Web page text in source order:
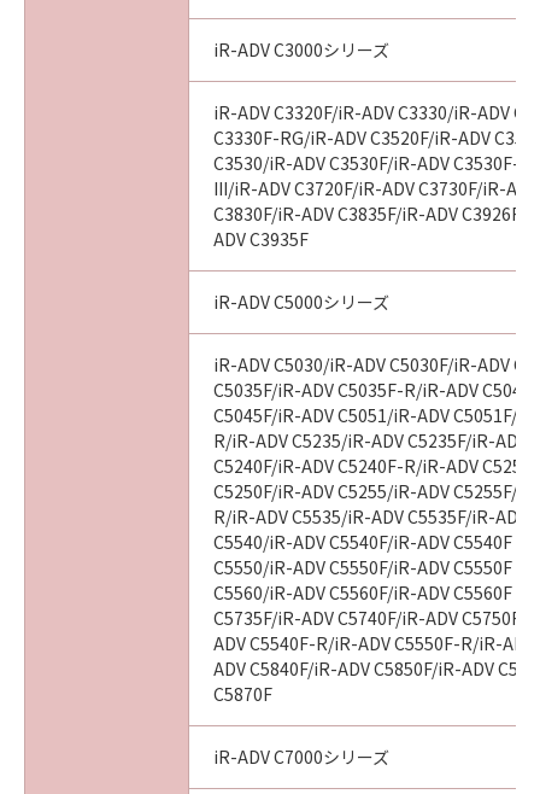
iR-ADV C3000シリーズ
iR-ADV C3320F/iR-ADV C3330/iR-ADV
C3330F-RG/iR-ADV C3520F/iR-ADV
C3530/iR-ADV C3530F/iR-ADV C3530F-
III/iR-ADV C3720F/iR-ADV C3730F/iR-
C3830F/iR-ADV C3835F/iR-ADV C3926F/
ADV C3935F
iR-ADV C5000シリーズ
iR-ADV C5030/iR-ADV C5030F/iR-ADV
C5035F/iR-ADV C5035F-R/iR-ADV
C5045F/iR-ADV C5051/iR-ADV C5051F/
R/iR-ADV C5235/iR-ADV C5235F/iR-ADV
C5240F/iR-ADV C5240F-R/iR-ADV
C5250F/iR-ADV C5255/iR-ADV C5255F/
R/iR-ADV C5535/iR-ADV C5535F/iR-ADV
C5540/iR-ADV C5540F/iR-ADV C5540F
C5550/iR-ADV C5550F/iR-ADV C5550F
C5560/iR-ADV C5560F/iR-ADV C5560F
C5735F/iR-ADV C5740F/iR-ADV C5750F/
ADV C5540F-R/iR-ADV C5550F-R/iR-
ADV C5840F/iR-ADV C5850F/iR-ADV
C5870F
iR-ADV C7000シリーズ